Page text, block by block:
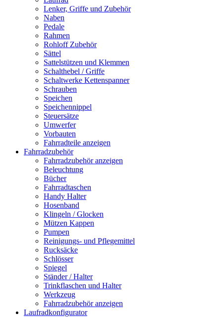
Lenker, Griffe und Zubehör
Naben
Pedale
Rahmen
Rohloff Zubehör
Sättel
Sattelstützen und Klemmen
Schalthebel / Griffe
Schaltwerke Kettenspanner
Schrauben
Speichen
Speichennippel
Steuersätze
Umwerfer
Vorbauten
Fahrradteile anzeigen
Fahrradzubehör
Fahrradzubehör anzeigen
Beleuchtung
Bücher
Fahrradtaschen
Handy Halter
Hosenband
Klingeln / Glocken
Mützen Kappen
Pumpen
Reinigungs- und Pflegemittel
Rucksäcke
Schlösser
Spiegel
Ständer / Halter
Trinkflaschen und Halter
Werkzeug
Fahrradzubehör anzeigen
Laufradkonfigurator